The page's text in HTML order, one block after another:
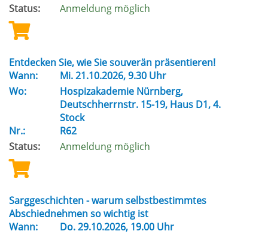
Status:
Anmeldung möglich
Entdecken Sie, wie Sie souverän präsentieren!
Wann:
Mi.21.10.2026, 9.30 Uhr
Wo:
Hospizakademie Nürnberg,
Deutschherrnstr. 15-19, Haus D1, 4.
Stock
Nr.:
R62
Status:
Anmeldung möglich
Sarggeschichten - warum selbstbestimmtes
Abschiednehmen so wichtig ist
Wann:
Do.29.10.2026, 19.00 Uhr